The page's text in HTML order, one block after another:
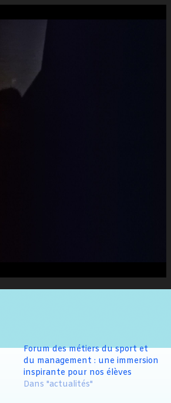
Forum des métiers du sport et
du management : une immersion
inspirante pour nos élèves
Dans "actualités"